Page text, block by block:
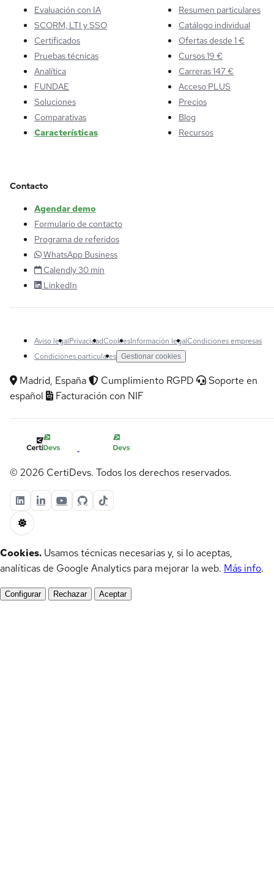
Evaluación con IA
SCORM, LTI y SSO
Certificados
Pruebas técnicas
Analítica
FUNDAE
Soluciones
Comparativas
Características
Resumen particulares
Catálogo individual
Ofertas desde 1 €
Cursos 19 €
Carreras 147 €
Acceso PLUS
Precios
Blog
Recursos
Contacto
Agendar demo
Formulario de contacto
Programa de referidos
WhatsApp Business
Calendly 30 min
LinkedIn
Aviso legalPrivacidadCookiesInformación legalCondiciones empresas
Condiciones particulares Gestionar cookies
Madrid, España Cumplimiento RGPD
Soporte en
español
Facturación con NIF
© 2026 CertiDevs. Todos los derechos reservados.
Cookies. Usamos técnicas necesarias y, si lo aceptas,
analíticas de Google Analytics para mejorar la web. Más info.
Configurar Rechazar Aceptar